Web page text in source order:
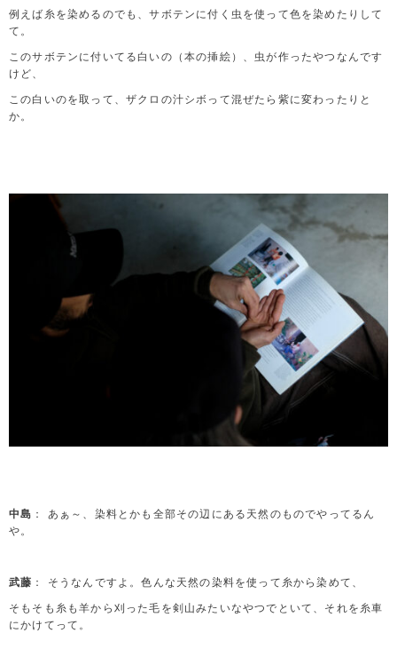
例えば糸を染めるのでも、サボテンに付く虫を使って色を染めたりして
て。
このサボテンに付いてる白いの（本の挿絵）、虫が作ったやつなんです
けど、
この白いのを取って、ザクロの汁シボって混ぜたら紫に変わったりと
か。
中島 ： あぁ～、染料とかも全部その辺にある天然のものでやってるん
や。
武藤 ： そうなんですよ。色んな天然の染料を使って糸から染めて、
そもそも糸も羊から刈った毛を剣山みたいなやつでといて、それを糸車
にかけてって。